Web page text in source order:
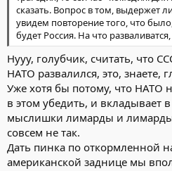
сказать. Вопрос в том, выдержет
увидем повторение того, что
будет Россия. На что
Нууу, голубчик, считать, что
НАТО развалился, это, знаете,
Уже хотя бы потому, что НАТО
в этом убедить, и вкладывает
мыслишки лимарды и
совсем не так.
Дать пинка по откормленной
американской заднице мы